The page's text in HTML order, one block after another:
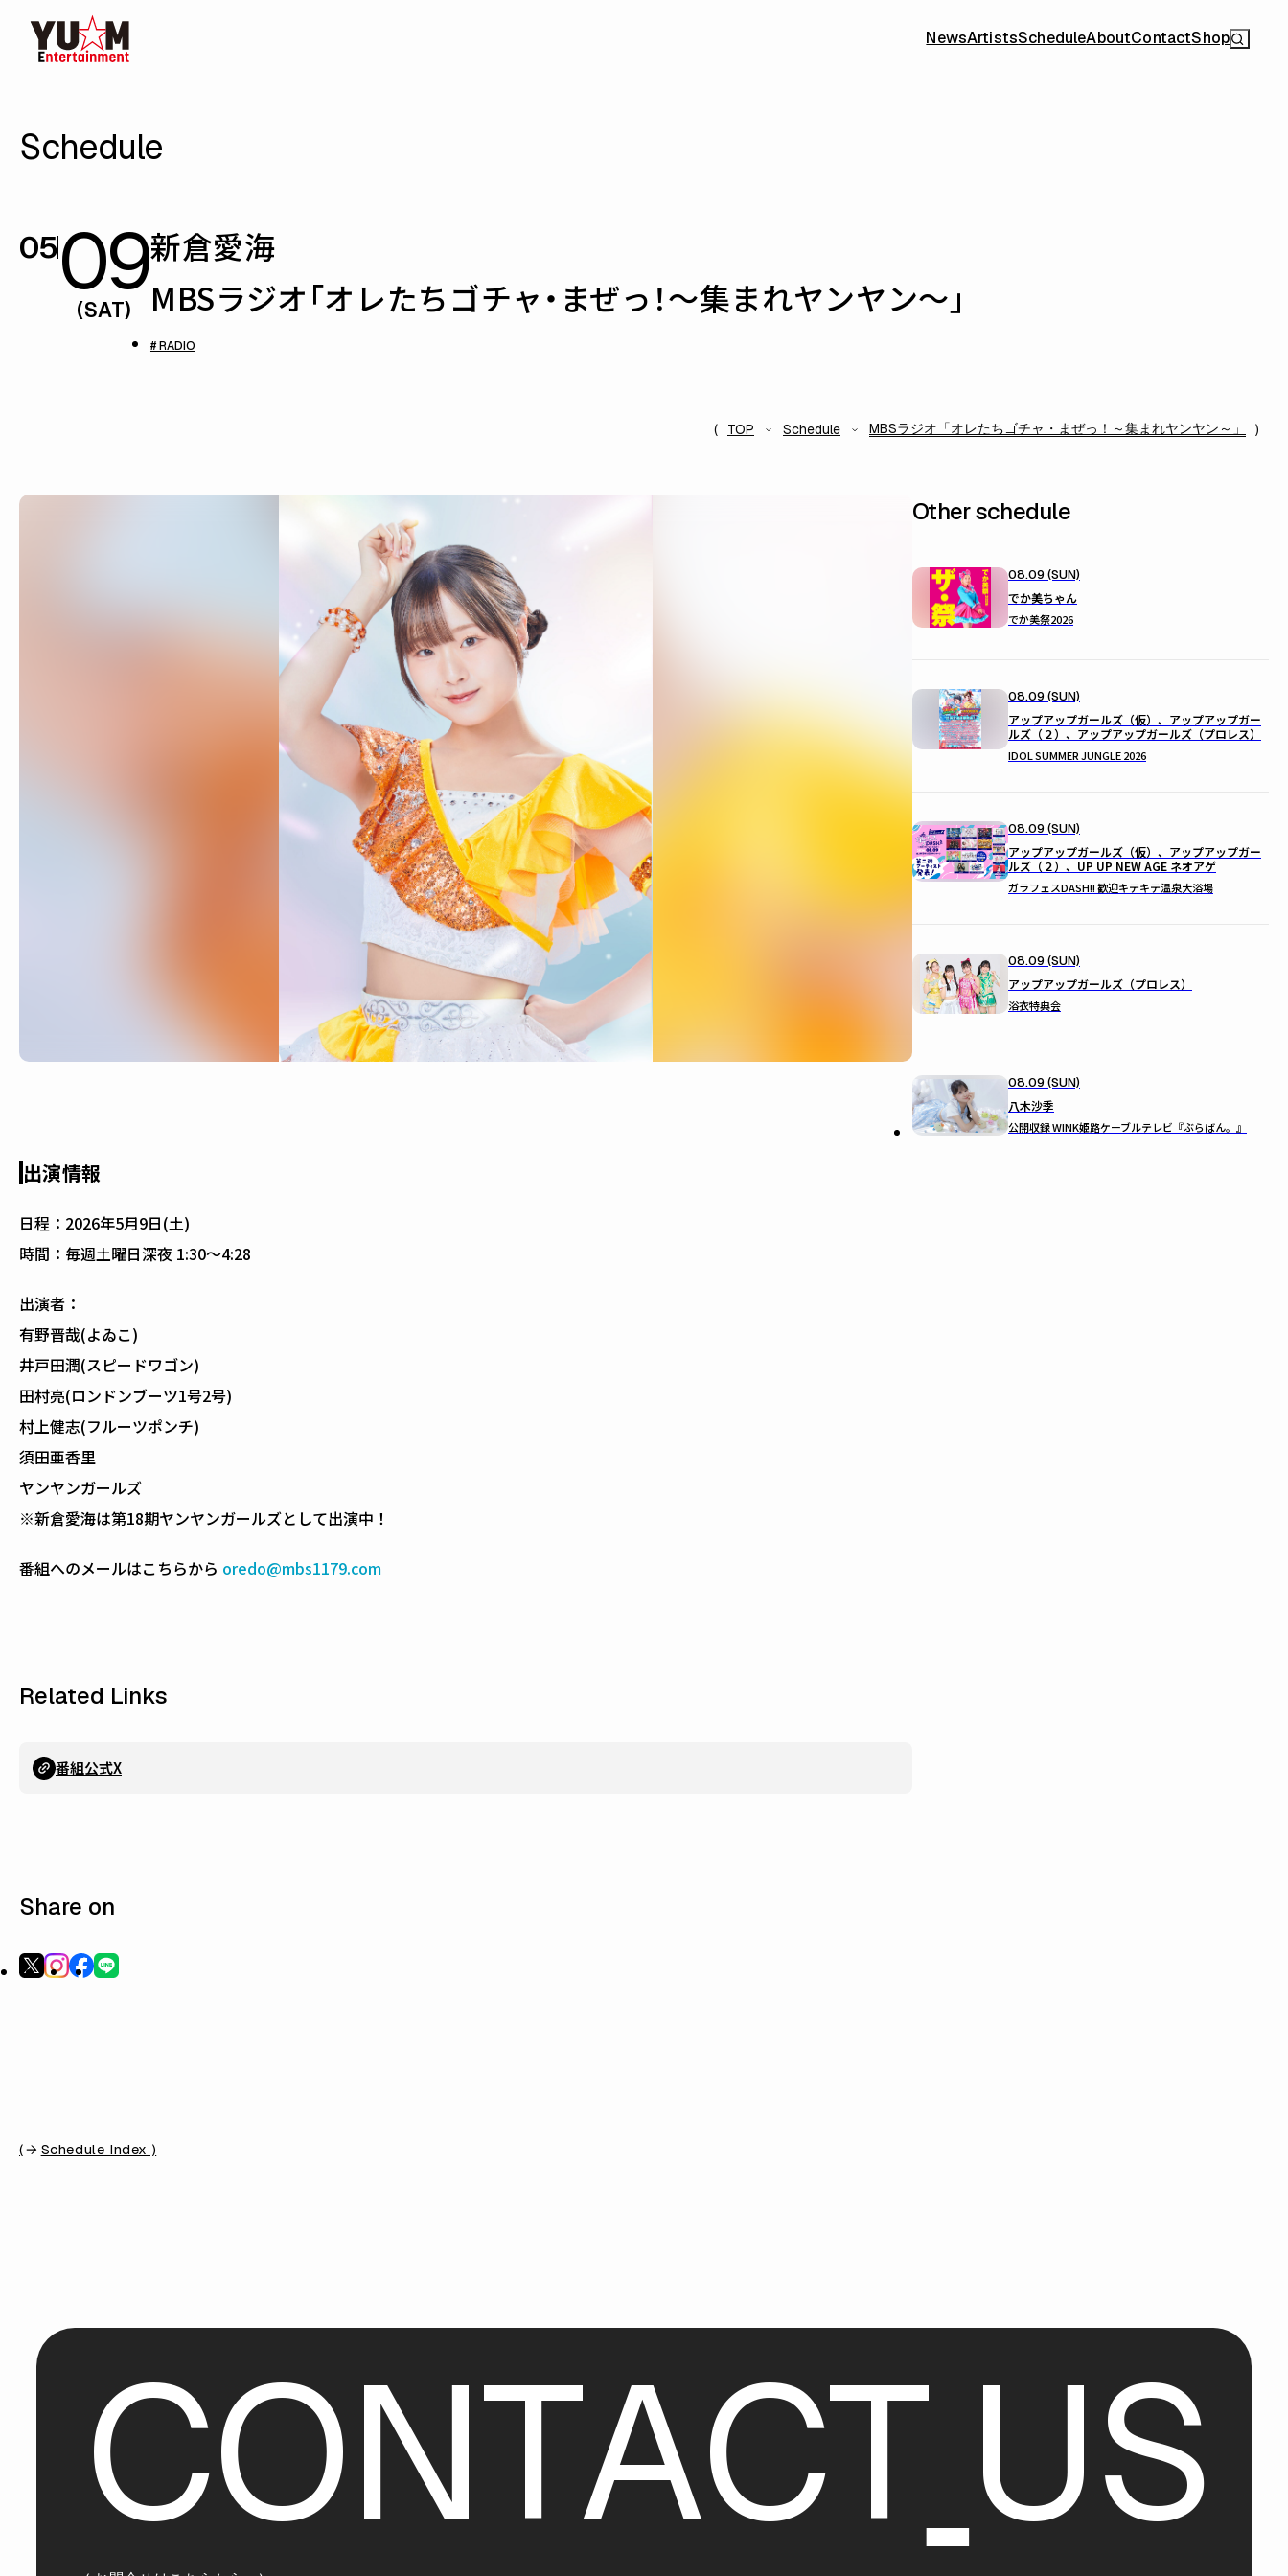
NewsArtistsScheduleAboutContactShop
Schedule
0509
(SAT)
新倉愛海
MBSラジオ「オレたちゴチャ・まぜっ！～集まれヤンヤン～」
# RADIO
TOP Schedule MBSラジオ「オレたちゴチャ・まぜっ！～集まれヤンヤン～」
出演情報
日程： 2026年5月9日(土)
時間： 毎週土曜日深夜 1:30〜4:28
出演者：
有野晋哉(よゐこ)
井戸田潤(スピードワゴン)
田村亮(ロンドンブーツ1号2号)
村上健志(フルーツポンチ)
須田亜香里
ヤンヤンガールズ
※新倉愛海は第18期ヤンヤンガールズとして出演中！
番組へのメールはこちらから oredo@mbs1179.com
Related Links
番組公式X
Share on
Other schedule
08.09 (SUN)
でか美ちゃん
でか美祭2026
08.09 (SUN)
アップアップガールズ（仮）、アップアップガー
ルズ（２）、アップアップガールズ（プロレス）
IDOL SUMMER JUNGLE 2026
08.09 (SUN)
アップアップガールズ（仮）、アップアップガー
ルズ（２）、UP UP NEW AGE ネオアゲ
ガラフェスDASH!! 歓迎キテキテ温泉大浴場
08.09 (SUN)
アップアップガールズ（プロレス）
浴衣特典会
08.09 (SUN)
八木沙季
公開収録 WINK姫路ケーブルテレビ『ぶらばん。』
( Schedule Index )
CONTACT US